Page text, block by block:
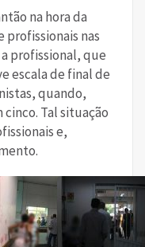
na hora da
nas
profissional, que
escala de final de
quando,
Tal situação
e,